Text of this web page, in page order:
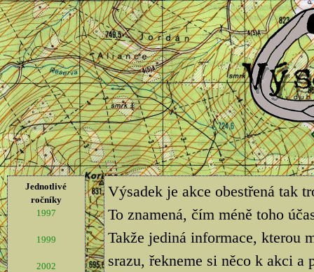
Jednotlivé
ročníky
1997
1999
2002
Výsadek je akce obestřená tak
To znamená, čím méně toho
Takže jediná informace, kterou
srazu, řekneme si něco k akci a